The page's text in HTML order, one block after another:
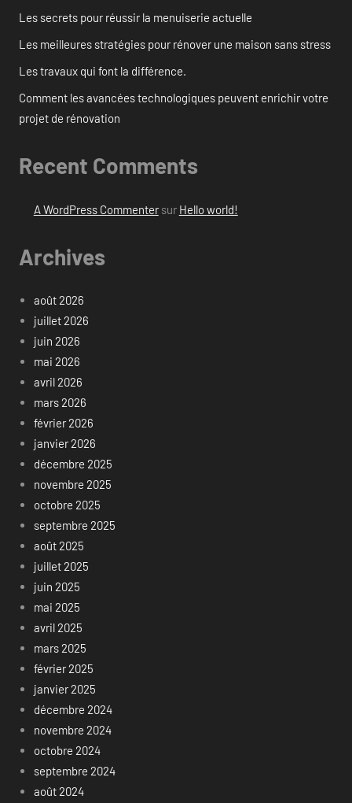
Les secrets pour réussir la menuiserie actuelle
Les meilleures stratégies pour rénover une maison sans stress
Les travaux qui font la différence.
Comment les avancées technologiques peuvent enrichir votre
projet de rénovation
Recent Comments
A WordPress Commentersur Hello world!
Archives
août 2026
juillet 2026
juin 2026
mai 2026
avril 2026
mars 2026
février 2026
janvier 2026
décembre 2025
novembre 2025
octobre 2025
septembre 2025
août 2025
juillet 2025
juin 2025
mai 2025
avril 2025
mars 2025
février 2025
janvier 2025
décembre 2024
novembre 2024
octobre 2024
septembre 2024
août 2024